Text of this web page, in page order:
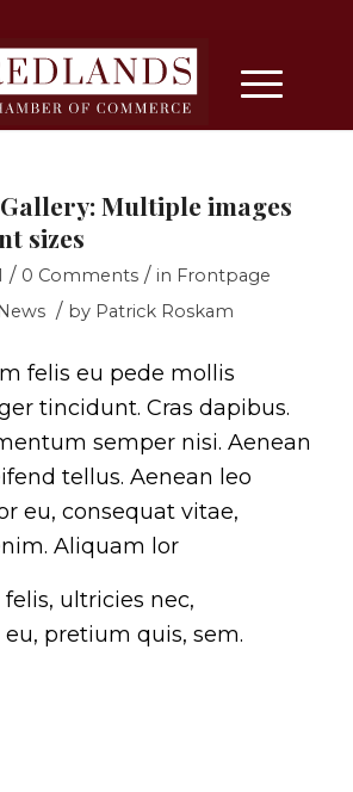
Multiple images
sizes
/ 0 Comments / in Frontpage
News / by Patrick Roskam
felis eu pede mollis
tincidunt. Cras dapibus.
semper nisi. Aenean
tellus. Aenean leo
eu, consequat vitae,
Aliquam lor
ultricies nec,
pretium quis, sem.